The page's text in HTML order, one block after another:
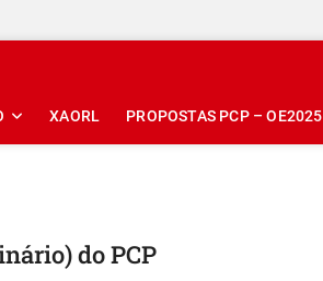
XAORL PROPOSTAS PCP – OE2025
do PCP